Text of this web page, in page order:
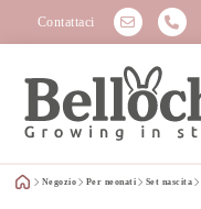
Contattaci
Negozio Per neonati Set nascita